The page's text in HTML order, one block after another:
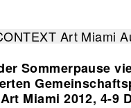
Sommerpause
Miami 2012, 4-9